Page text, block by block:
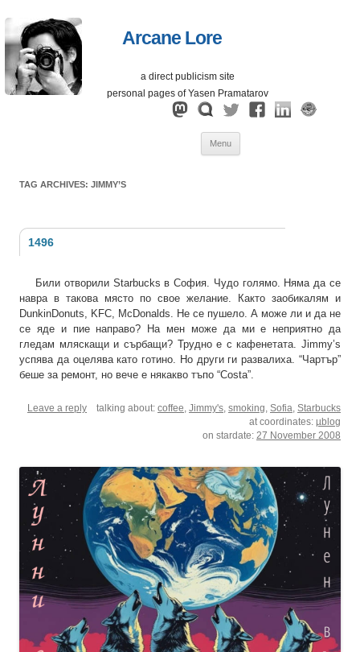
Arcane Lore
a direct publicism site
personal pages of Yasen Pramatarov
Menu
TAG ARCHIVES: JIMMY’S
1496
Били отворили Starbucks в София. Чудо голямо. Няма да се
навра в такова място по свое желание. Както заобикалям и
DunkinDonuts, KFC, McDonalds. Не се пушело. А може ли и да не
се яде и пие направо? На мен може да ми е неприятно да
гледам мляскащи и сърбащи? Трудно е с кафенетата. Jimmy’s
успява да оцелява като готино. Но други ги развалиха. “Чартър”
беше за ремонт, но вече е някакво тъпо “Costa”.
Leave a reply talking about: coffee Jimmy's smoking Sofia Starbucks
at coordinates: µblog
on stardate: 27 November 2008